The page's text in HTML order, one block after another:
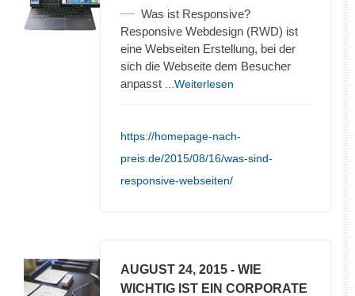
Was ist Responsive?
Responsive Webdesign (RWD) ist
eine Webseiten Erstellung, bei der
sich die Webseite dem Besucher
anpasst
...Weiterlesen
https://homepage-nach-
preis.de/2015/08/16/was-sind-
responsive-webseiten/
AUGUST 24, 2015 - WIE
WICHTIG IST EIN CORPORATE